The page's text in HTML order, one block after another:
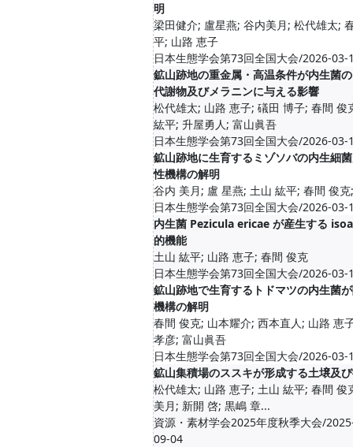
明
梁田健介; 盧星燕; 谷内美月; 松代雄太;
平; 山路 恵子
日本生態学会第73回全国大会/2026-
鉱山跡地の重金属・高温条件が内生菌
代謝物及びメラニンに与える影響
松代雄太; 山路 恵子; 礒田 博子; 春間 俊
紘平; 升屋勇人; 富山眞吾
日本生態学会第73回全国大会/2026-
鉱山跡地に生育するミゾソバの内生細
性機構の解明
谷内 美月; 盧 星燕; 土山 紘平; 春間 俊
日本生態学会第73回全国大会/2026-
内生菌 Pezicula ericae が産生する
的機能
土山 紘平; 山路 恵子; 春間 俊克
日本生態学会第73回全国大会/2026-
鉱山跡地で生育するトドマツの内生菌
機構の解明
春間 俊克; 山本耀介; 西本直人; 山路 恵
孝彦; 富山眞吾
日本生態学会第73回全国大会/2026-
鉱山集積場のススキが形成する土壌及
松代雄太; 山路 恵子; 土山 紘平; 春間 俊
美月; 新開 啓; 黒嶋 章...
資源・素材学会2025年度秋季大会/
09-04